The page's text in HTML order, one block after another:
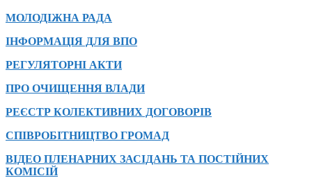
МОЛОДІЖНА РАДА
ІНФОРМАЦІЯ ДЛЯ ВПО
РЕГУЛЯТОРНІ АКТИ
ПРО ОЧИЩЕННЯ ВЛАДИ
РЕЄСТР КОЛЕКТИВНИХ ДОГОВОРІВ
СПІВРОБІТНИЦТВО ГРОМАД
ВІДЕО ПЛЕНАРНИХ ЗАСІДАНЬ ТА ПОСТІЙНИХ
КОМІСІЙ